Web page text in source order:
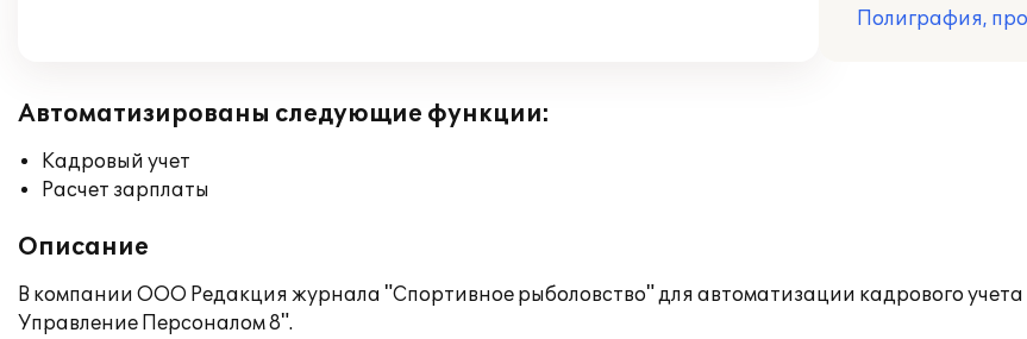
Полиграфия,
Автоматизированы следующие функции:
Кадровый учет
Расчет зарплаты
Описание
В компании ООО Редакция журнала "Спортивное рыболовство" для автоматизации кадрового
Управление Персоналом 8".